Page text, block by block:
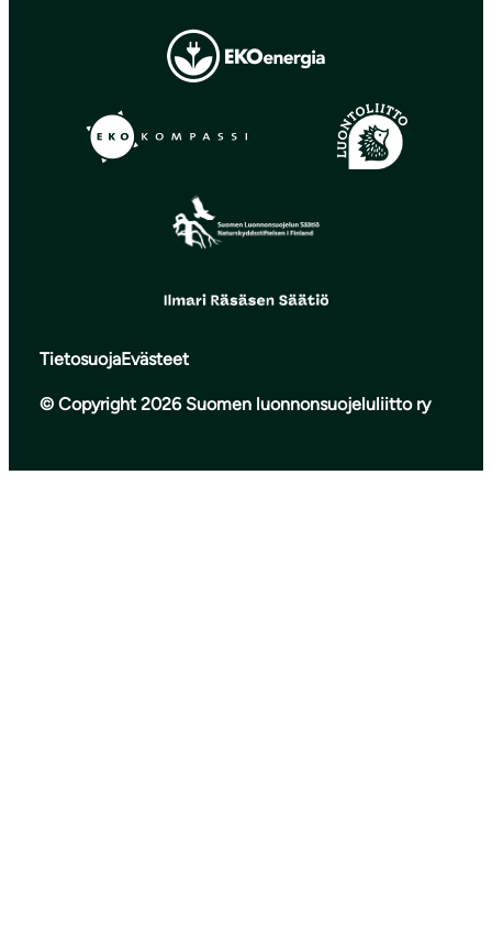
TietosuojaEvästeet
© Copyright 2026 Suomen luonnonsuojeluliitto ry